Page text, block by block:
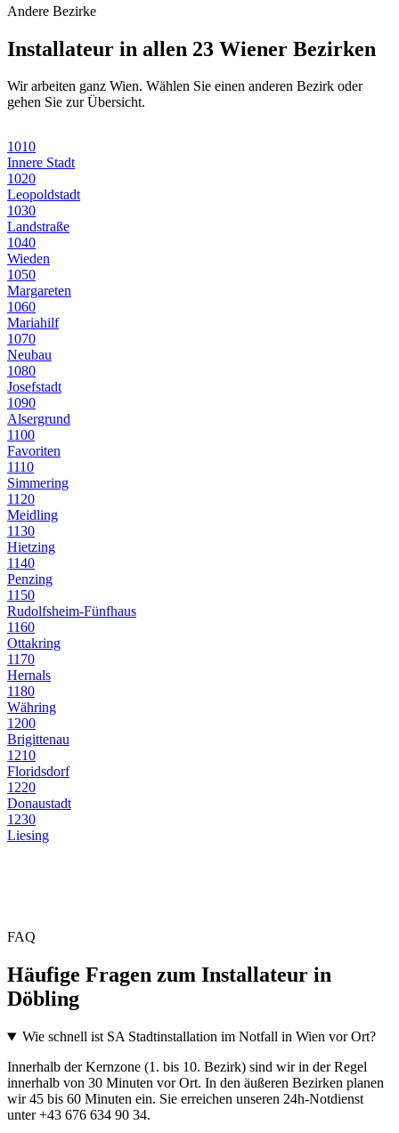
Andere Bezirke
Installateur in allen 23 Wiener Bezirken
Wir arbeiten ganz Wien. Wählen Sie einen anderen Bezirk oder
gehen Sie zur Übersicht.
1010
Innere Stadt
1020
Leopoldstadt
1030
Landstraße
1040
Wieden
1050
Margareten
1060
Mariahilf
1070
Neubau
1080
Josefstadt
1090
Alsergrund
1100
Favoriten
1110
Simmering
1120
Meidling
1130
Hietzing
1140
Penzing
1150
Rudolfsheim-Fünfhaus
1160
Ottakring
1170
Hernals
1180
Währing
1200
Brigittenau
1210
Floridsdorf
1220
Donaustadt
1230
Liesing
FAQ
Häufige Fragen zum Installateur in
Döbling
Wie schnell ist SA Stadtinstallation im Notfall in Wien vor Ort?
Innerhalb der Kernzone (1. bis 10. Bezirk) sind wir in der Regel
innerhalb von 30 Minuten vor Ort. In den äußeren Bezirken planen
wir 45 bis 60 Minuten ein. Sie erreichen unseren 24h-Notdienst
unter +43 676 634 90 34.